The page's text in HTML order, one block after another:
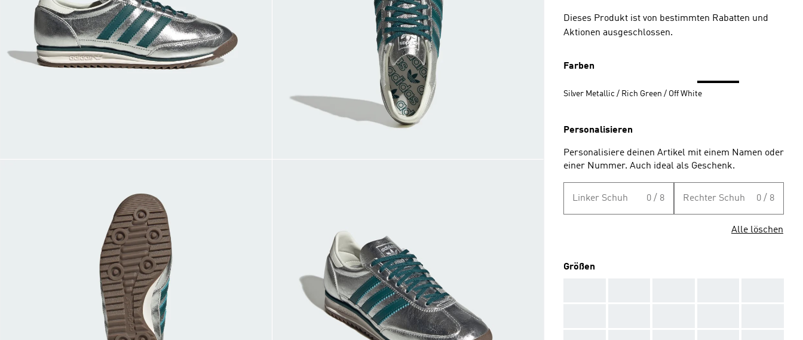
Dieses Produkt ist von bestimmten Rabatten und
Aktionen ausgeschlossen.
Farben
Silver Metallic / Rich Green / Off White
Personalisieren
Personalisiere deinen Artikel mit einem Namen oder
einer Nummer. Auch ideal als Geschenk.
Linker Schuh 0 / 8 Rechter Schuh 0 / 8
Alle löschen
Größen